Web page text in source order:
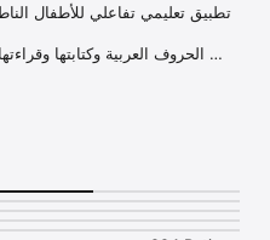
تطبيق تعليمي تفاعلي للأطفال
الحروف العربية وكتابتها
التدريب باليد الحرة، لعبة